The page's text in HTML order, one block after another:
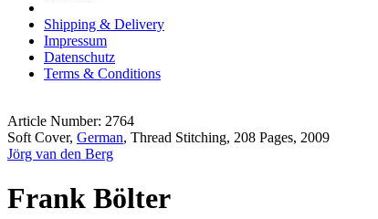
Shipping & Delivery
Impressum
Datenschutz
Terms & Conditions
Article Number: 2764
Soft Cover, German, Thread Stitching, 208 Pages, 2009
Jörg van den Berg
Frank Bölter